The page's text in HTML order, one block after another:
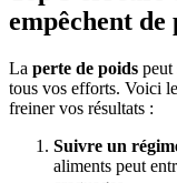
empêchent
La perte de poids peut
tous vos efforts. Voici
freiner vos résultats :
Suivre un
aliments peut